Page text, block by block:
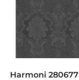
Harmoni 280677